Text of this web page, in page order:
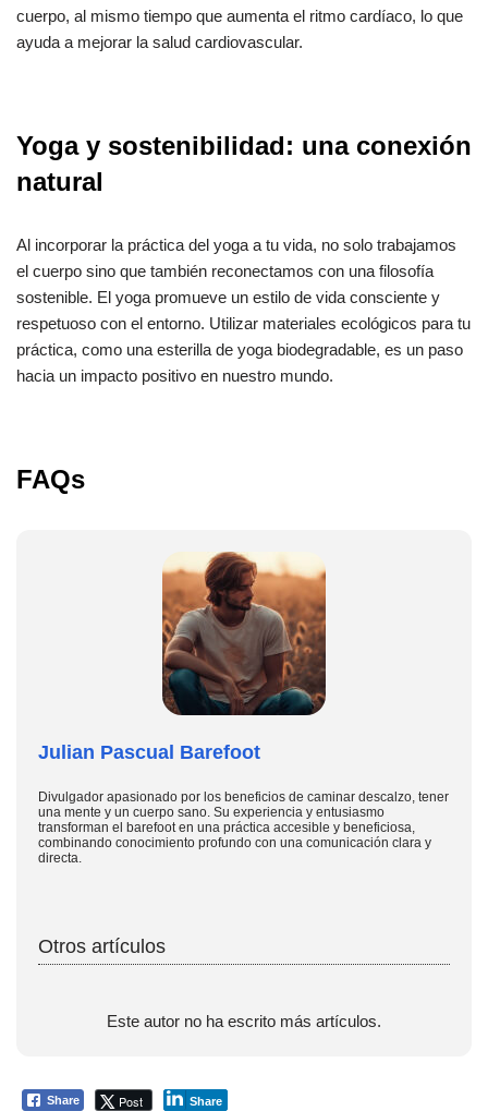
cuerpo, al mismo tiempo que aumenta el ritmo cardíaco, lo que
ayuda a mejorar la salud cardiovascular.
Yoga y sostenibilidad: una conexión
natural
Al incorporar la práctica del yoga a tu vida, no solo trabajamos
el cuerpo sino que también reconectamos con una filosofía
sostenible. El yoga promueve un estilo de vida consciente y
respetuoso con el entorno. Utilizar materiales ecológicos para tu
práctica, como una esterilla de yoga biodegradable, es un paso
hacia un impacto positivo en nuestro mundo.
FAQs
Julian Pascual Barefoot
Divulgador apasionado por los beneficios de caminar descalzo, tener
una mente y un cuerpo sano. Su experiencia y entusiasmo
transforman el barefoot en una práctica accesible y beneficiosa,
combinando conocimiento profundo con una comunicación clara y
directa.
Otros artículos
Este autor no ha escrito más artículos.
Share Post Share